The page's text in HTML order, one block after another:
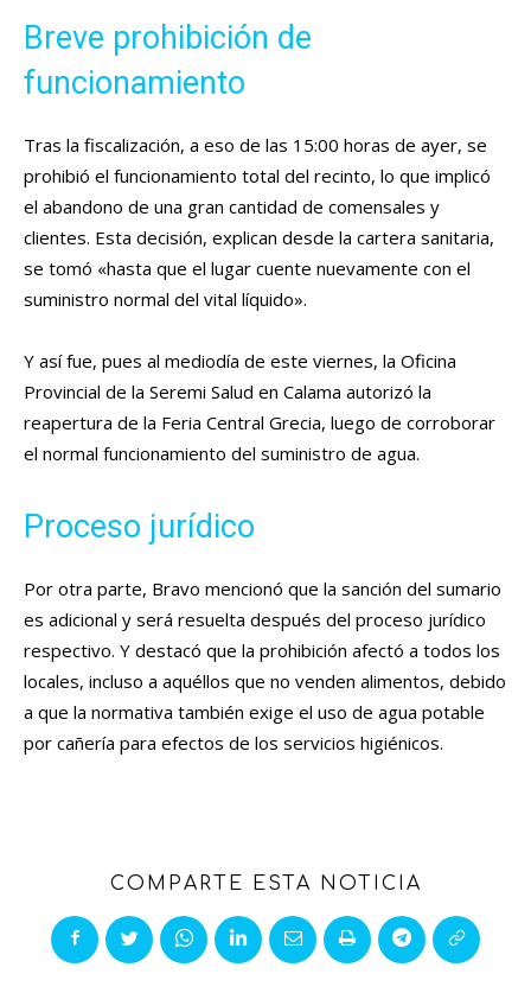
Breve prohibición de
funcionamiento
Tras la fiscalización, a eso de las 15:00 horas de ayer, se
prohibió el funcionamiento total del recinto, lo que implicó
el abandono de una gran cantidad de comensales y
clientes. Esta decisión, explican desde la cartera sanitaria,
se tomó «hasta que el lugar cuente nuevamente con el
suministro normal del vital líquido».
Y así fue, pues al mediodía de este viernes, la Oficina
Provincial de la Seremi Salud en Calama autorizó la
reapertura de la Feria Central Grecia, luego de corroborar
el normal funcionamiento del suministro de agua.
Proceso jurídico
Por otra parte, Bravo mencionó que la sanción del sumario
es adicional y será resuelta después del proceso jurídico
respectivo. Y destacó que la prohibición afectó a todos los
locales, incluso a aquéllos que no venden alimentos, debido
a que la normativa también exige el uso de agua potable
por cañería para efectos de los servicios higiénicos.
COMPARTE ESTA NOTICIA